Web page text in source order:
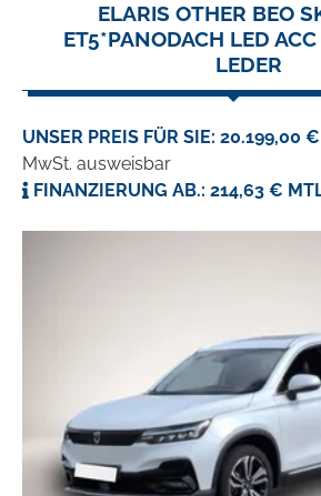
ELARIS OTHER BEO
ET5*PANODACH LED
LEDER
UNSER PREIS FÜR SIE: 20.199,00 €
MwSt. ausweisbar
FINANZIERUNG AB.: 214,63 €